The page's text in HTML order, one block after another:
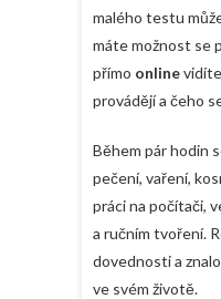
malého testu
máte možnost se
přímo online
provádějí a čeho
Během pár hodin
pečení, vaření,
práci na počítači,
a ručním tvoření.
dovednosti a
ve svém životě.